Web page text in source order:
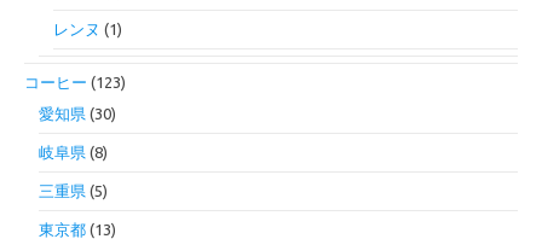
レンヌ (1)
コーヒー (123)
愛知県 (30)
岐阜県 (8)
三重県 (5)
東京都 (13)